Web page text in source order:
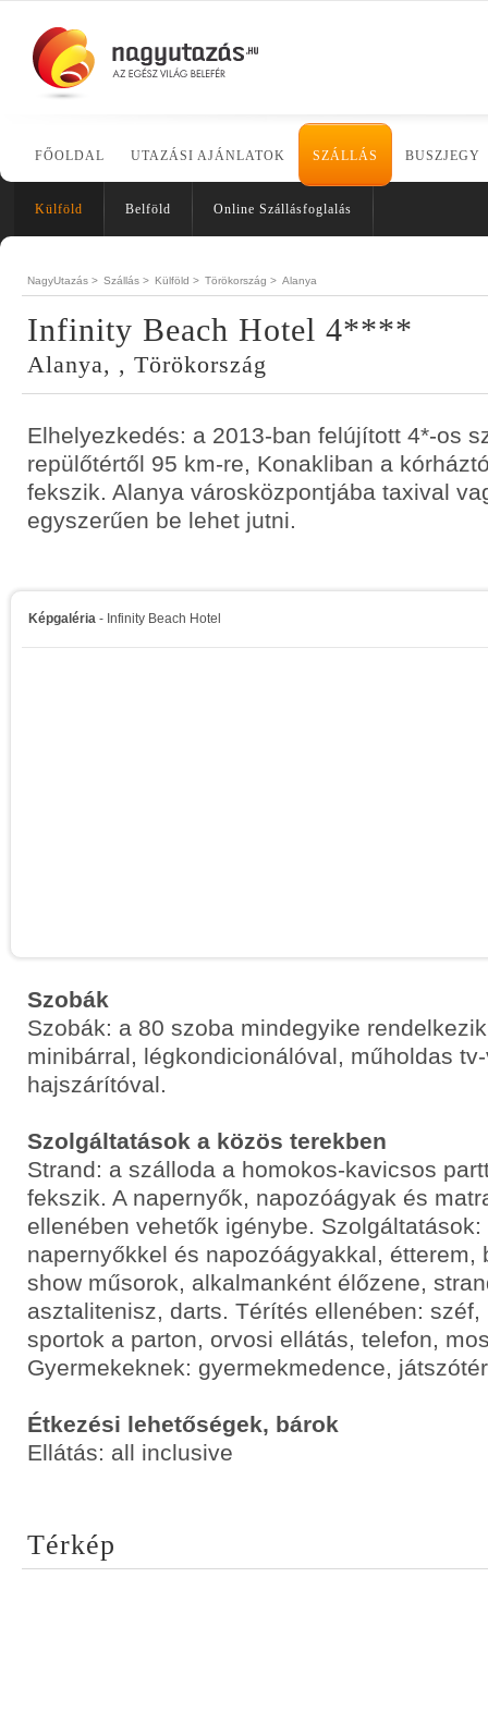
FŐOLDAL UTAZÁSI AJÁNLATOK SZÁLLÁS BUSZJEGY
Külföld Belföld Online Szállásfoglalás
NagyUtazás > Szállás > Külföld > Törökország > Alanya
Infinity Beach Hotel 4****
Alanya, , Törökország
Elhelyezkedés: a 2013-ban felújított 4*-os
repülőtértől 95 km-re, Konakliban a
fekszik. Alanya városközpontjába taxival
egyszerűen be lehet jutni.
Képgaléria - Infinity Beach Hotel
Szobák
Szobák: a 80 szoba mindegyike
minibárral, légkondicionálóval, műholdas
hajszárítóval.
Szolgáltatások a közös terekben
Strand: a szálloda a homokos-kavicsos
fekszik. A napernyők, napozóágyak és
ellenében vehetők igénybe. Szolgáltatások:
napernyőkkel és napozóágyakkal, étterem,
show műsorok, alkalmanként élőzene,
asztalitenisz, darts. Térítés ellenében:
sportok a parton, orvosi ellátás, telefon,
Gyermekeknek: gyermekmedence,
Étkezési lehetőségek, bárok
Ellátás: all inclusive
Térkép